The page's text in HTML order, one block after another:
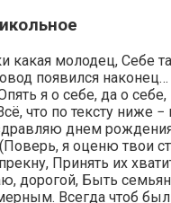
какая молодец, Себе
появился
я о себе, да о
что по тексту ниже −
днем
я оценю твои
Принять их
дорогой, Быть
Всегда чтоб